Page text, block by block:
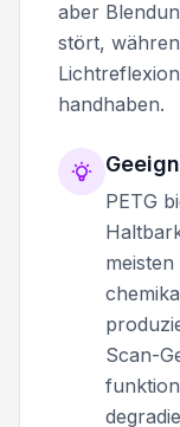
aber
stört,
handhaben.
PETG
Scan-